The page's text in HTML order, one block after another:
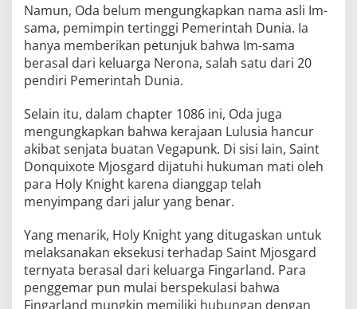
Namun, Oda belum mengungkapkan nama asli Im-
sama, pemimpin tertinggi Pemerintah Dunia. Ia
hanya memberikan petunjuk bahwa Im-sama
berasal dari keluarga Nerona, salah satu dari 20
pendiri Pemerintah Dunia.
Selain itu, dalam chapter 1086 ini, Oda juga
mengungkapkan bahwa kerajaan Lulusia hancur
akibat senjata buatan Vegapunk. Di sisi lain, Saint
Donquixote Mjosgard dijatuhi hukuman mati oleh
para Holy Knight karena dianggap telah
menyimpang dari jalur yang benar.
Yang menarik, Holy Knight yang ditugaskan untuk
melaksanakan eksekusi terhadap Saint Mjosgard
ternyata berasal dari keluarga Fingarland. Para
penggemar pun mulai berspekulasi bahwa
Fingarland mungkin memiliki hubungan dengan